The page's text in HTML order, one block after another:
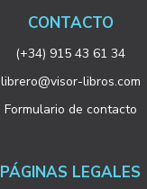
CONTACTO
(+34) 915 43 61 34
librero@visor-libros.com
Formulario de contacto
PÁGINAS LEGALES